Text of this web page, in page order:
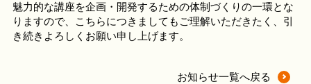
魅力的な講座を企画・開発するための体制づくりの一環とな
りますので、こちらにつきましてもご理解いただきたく、引
き続きよろしくお願い申し上げます。
お知らせ一覧へ戻る